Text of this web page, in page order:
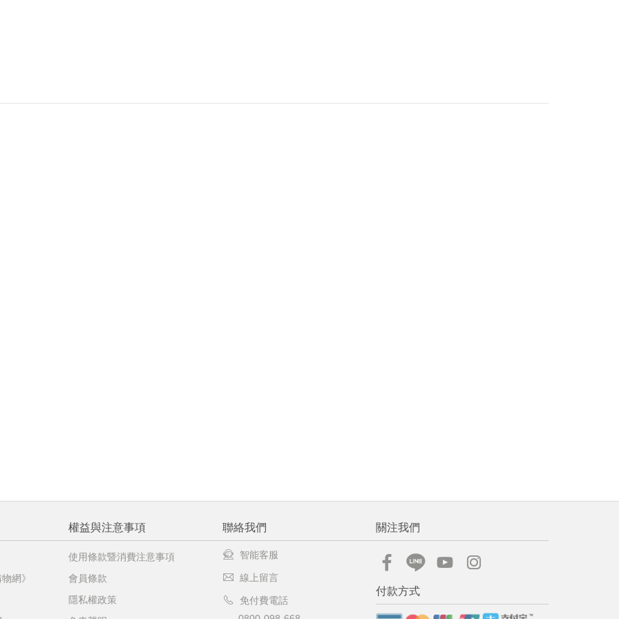
網》
權益與注意事項
使用條款暨消費注意事項
會員條款
隱私權政策
聯絡我們
智能客服
線上留言
免付費電話
關注我們
付款方式